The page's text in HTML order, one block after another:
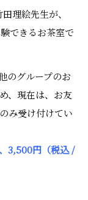
理絵先生が、
できるお茶室で
のグループのお
、現在は、お友
み受け付けてい
3,500円（税込 /